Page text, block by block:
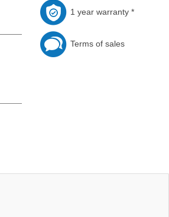
1 year warranty *
Terms of sales